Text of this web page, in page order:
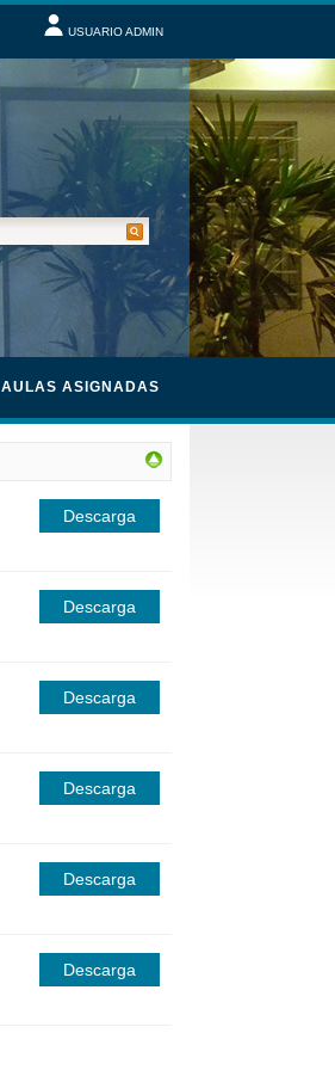
USUARIO ADMIN
AULAS ASIGNADAS
Descarga
Descarga
Descarga
Descarga
Descarga
Descarga